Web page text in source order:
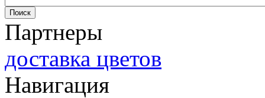
Партнеры
доставка цветов
Навигация